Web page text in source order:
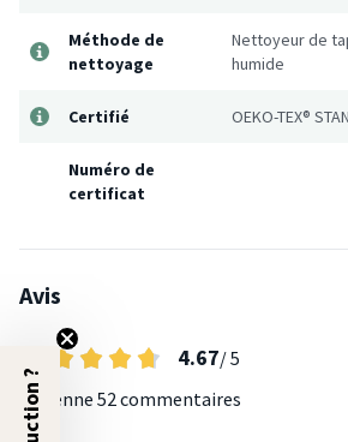
Méthode de
nettoyage
Nettoyeur de
humide
Certifié OEKO-TEX®
Numéro de
certificat
Avis
4.67/ 5
Moyenne 52 commentaires